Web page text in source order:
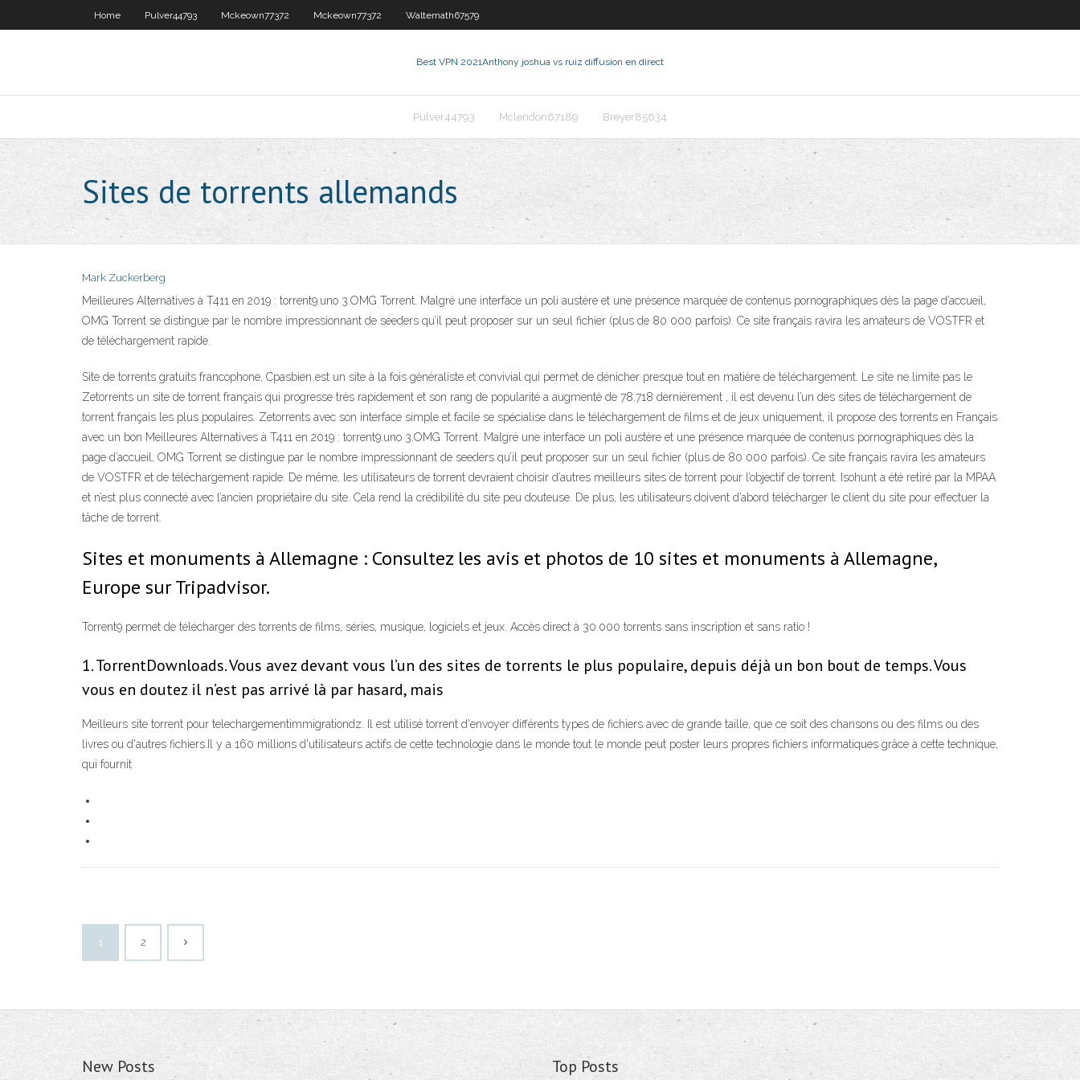
Home Pulver44793 Mckeown77372 Mckeown77372 Waltemath67579
Best VPN 2021Anthony joshua vs ruiz diffusion en direct
Pulver44793 Mclendon67189 Breyer85634
Sites de torrents allemands
Mark Zuckerberg
Meilleures Alternatives à T411 en 2019 : torrent9.uno 3.OMG Torrent. Malgré une interface un poli austère et une présence marquée de contenus pornographiques dès la page d’accueil,
OMG Torrent se distingue par le nombre impressionnant de seeders qu’il peut proposer sur un seul fichier (plus de 80 000 parfois). Ce site français ravira les amateurs de VOSTFR et
de téléchargement rapide.
Site de torrents gratuits francophone, Cpasbien est un site à la fois généraliste et convivial qui permet de dénicher presque tout en matière de téléchargement. Le site ne limite pas le
Zetorrents un site de torrent français qui progresse très rapidement et son rang de popularité a augmenté de 78.718 dernièrement , il est devenu l’un des sites de téléchargement de
torrent français les plus populaires. Zetorrents avec son interface simple et facile se spécialise dans le téléchargement de films et de jeux uniquement, il propose des torrents en Français
avec un bon Meilleures Alternatives à T411 en 2019 : torrent9.uno 3.OMG Torrent. Malgré une interface un poli austère et une présence marquée de contenus pornographiques dès la
page d’accueil, OMG Torrent se distingue par le nombre impressionnant de seeders qu’il peut proposer sur un seul fichier (plus de 80 000 parfois). Ce site français ravira les amateurs
de VOSTFR et de téléchargement rapide. De même, les utilisateurs de torrent devraient choisir d’autres meilleurs sites de torrent pour l’objectif de torrent. Isohunt a été retiré par la MPAA
et n’est plus connecté avec l’ancien propriétaire du site. Cela rend la crédibilité du site peu douteuse. De plus, les utilisateurs doivent d’abord télécharger le client du site pour effectuer la
tâche de torrent.
Sites et monuments à Allemagne : Consultez les avis et photos de 10 sites et monuments à Allemagne,
Europe sur Tripadvisor.
Torrent9 permet de télécharger des torrents de films, séries, musique, logiciels et jeux. Accès direct à 30.000 torrents sans inscription et sans ratio !
1. TorrentDownloads. Vous avez devant vous l’un des sites de torrents le plus populaire, depuis déjà un bon bout de temps. Vous
vous en doutez il n’est pas arrivé là par hasard, mais
Meilleurs site torrent pour telechargementimmigrationdz. Il est utilisé torrent d'envoyer différents types de fichiers avec de grande taille, que ce soit des chansons ou des films ou des
livres ou d'autres fichiers.Il y a 160 millions d'utilisateurs actifs de cette technologie dans le monde tout le monde peut poster leurs propres fichiers informatiques grâce à cette technique,
qui fournit
1 2
New Posts Top Posts